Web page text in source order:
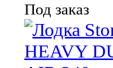
Под заказ